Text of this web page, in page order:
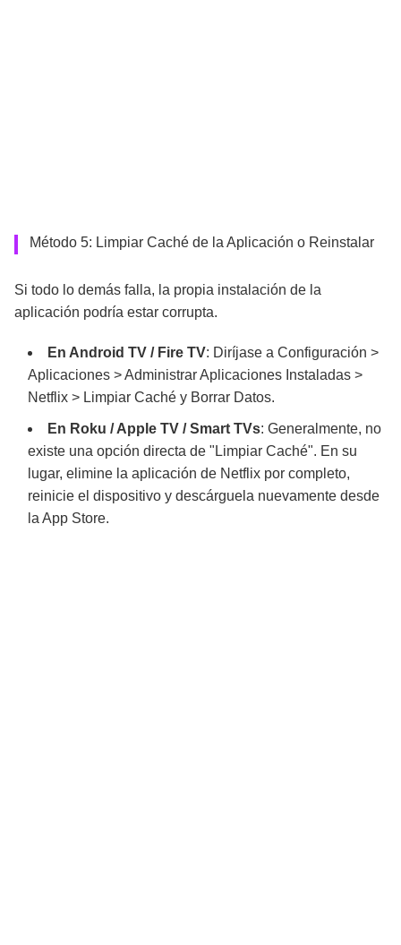
Método 5: Limpiar Caché de la Aplicación o Reinstalar
Si todo lo demás falla, la propia instalación de la
aplicación podría estar corrupta.
En Android TV / Fire TV: Diríjase a Configuración >
Aplicaciones > Administrar Aplicaciones Instaladas >
Netflix > Limpiar Caché y Borrar Datos.
En Roku / Apple TV / Smart TVs: Generalmente, no
existe una opción directa de "Limpiar Caché". En su
lugar, elimine la aplicación de Netflix por completo,
reinicie el dispositivo y descárguela nuevamente desde
la App Store.